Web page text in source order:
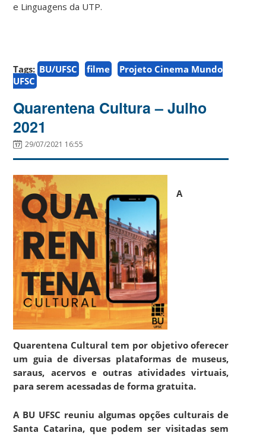
e Linguagens da UTP.
Tags: BU/UFSC filme
Projeto Cinema Mundo
UFSC
Quarentena Cultura – Julho
2021
29/07/2021 16:55
A
Quarentena Cultural tem por objetivo oferecer
um guia de diversas plataformas de museus,
saraus, acervos e outras atividades virtuais,
para serem acessadas de forma gratuita.
A BU UFSC reuniu algumas opções culturais de
Santa Catarina, que podem ser visitadas sem